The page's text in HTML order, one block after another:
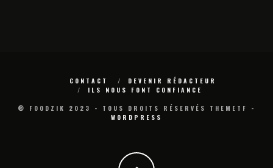
CONTACT
DEVENIR RÉDACTEUR
ILS NOUS FONT CONFIANCE
® FOODZIK 2023 - TOUS DROITS RÉSERVÉS THEMETF -
WORDPRESS